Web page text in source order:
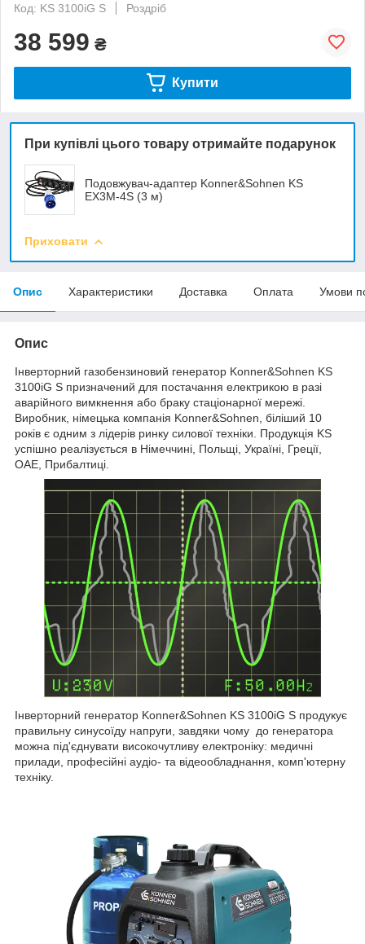
Код: KS 3100iG S
Роздріб
38 599 ₴
Купити
При купівлі цього товару отримайте подарунок
Подовжувач-адаптер Konner&Sohnen KS
EX3M-4S (3 м)
Приховати
Опис Характеристики Доставка Оплата Умови
Опис
Інверторний газобензиновий генератор Konner&Sohnen KS
3100iG S призначений для постачання електрикою в разі
аварійного вимкнення або браку стаціонарної мережі.
Виробник, німецька компанія Konner&Sohnen, біліший 10
років є одним з лідерів ринку силової техніки. Продукція KS
успішно реалізується в Німеччині, Польщі, Україні, Греції,
ОАЕ, Прибалтиці.
Інверторний генератор Konner&Sohnen KS 3100iG S продукує
правильну синусоїду напруги, завдяки чому до генератора
можна під'єднувати високочутливу електроніку: медичні
прилади, професійні аудіо- та відеообладнання, комп'ютерну
техніку.